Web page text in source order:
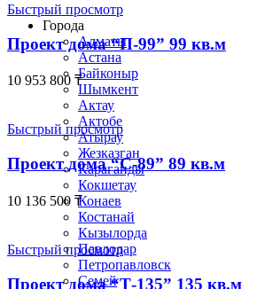
Города
Алматы
Астана
Байконыр
Шымкент
Актау
Актобе
Атырау
Жезказган
Караганды
Кокшетау
Конаев
Костанай
Кызылорда
Павлодар
Петропавловск
Семей
Быстрый просмотр
Проект дома “П-99” 99 кв.м
10 953 800 ₸
Быстрый просмотр
Проект дома “С-89” 89 кв.м
10 136 500 ₸
Быстрый просмотр
Проект дома “Т-135” 135 кв.м